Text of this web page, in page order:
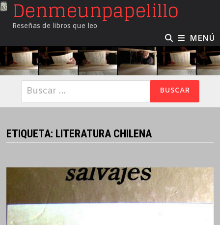
SaltarDenmeunpapelillo
Reseñas de libros que leo
MENÚ
Buscar:
ETIQUETA: LITERATURA CHILENA